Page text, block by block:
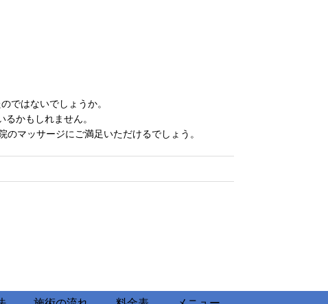
ではないでしょうか。
かもしれません。
マッサージにご満足いただけるでしょう。